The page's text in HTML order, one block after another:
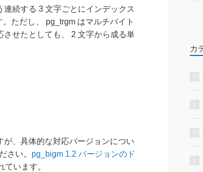
続する 3 文字ごとにインデックス
ただし、 pg_trgm はマルチバイト
せたとしても、 2 文字から成る単
、具体的な対応バージョンについ
さい。 pg_bigm 1.2 バージョンのド
います。
カ